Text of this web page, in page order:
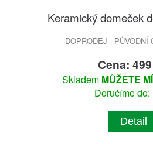
Keramický domeček
DOPRODEJ - PŮVODNÍ
Cena:
Skladem MŮŽETE
Doručíme do:
Detail